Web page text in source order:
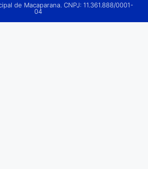
de Macaparana. CNPJ: 11.361.888/0001-
04